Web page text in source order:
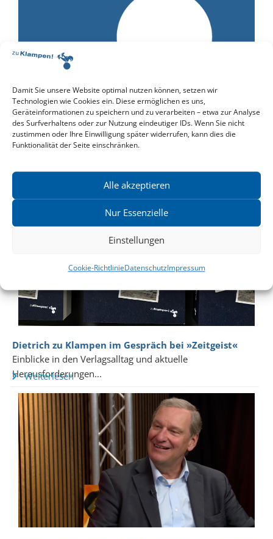
Damit Sie unsere Website optimal nutzen können, setzen wir
Technologien wie Cookies ein. Diese ermöglichen es uns,
Geräteinformationen zu speichern und zu verarbeiten – etwa zur Analyse
des Surfverhaltens oder zur Nutzung eindeutiger IDs. Wenn Sie nicht
zustimmen oder Ihre Einwilligung später widerrufen, kann dies die
Funktionalität der Seite einschränken.
Alle akzeptieren
Nur Essenzielle
Einstellungen
Cookie-RichtlinieDatenschutzImpressum
»Sächsischer Landespreis für Heimatforschung« für
Moritz Grote und Wolfgang Heidrich
Wir gratulieren unseren Autoren Moritz Grote und
Wolfgang Heidrich zum...
Weiterlesen
Dietrich zu Klampen im Gespräch bei »Zeitgeist«
Einblicke in den Verlagsalltag und aktuelle
Herausforderungen...
Weiterlesen